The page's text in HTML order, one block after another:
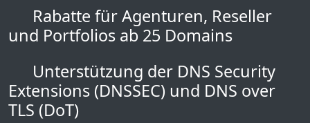
Rabatte für Agenturen, Reseller
und Portfolios ab 25 Domains
Unterstützung der DNS Security
Extensions (DNSSEC) und DNS over
TLS (DoT)